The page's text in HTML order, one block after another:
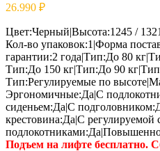
26.990 ₽
Цвет:Черный|Высота:1245 /
Кол-во упаковок:1|Форма
гарантии:2 года|Тип:До 80
Тип:До 150 кг|Тип:До 90
Тип:Регулируемые по
Эргономичные:Да|С
сиденьем:Да|С
крестовина:Да|С
Подъем на лифте бесплатно.